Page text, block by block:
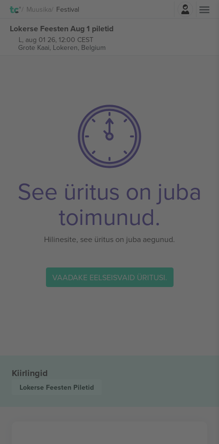
Muusika Festival
Lokerse Feesten Aug 1 piletid
L, aug 01 26, 12:00 CEST
Grote Kaai, Lokeren, Belgium
See üritus on juba
toimunud.
Hilinesite, see üritus on juba aegunud.
VAADAKE EELSEISVAID ÜRITUSI.
Kiirlingid
Lokerse Feesten Piletid